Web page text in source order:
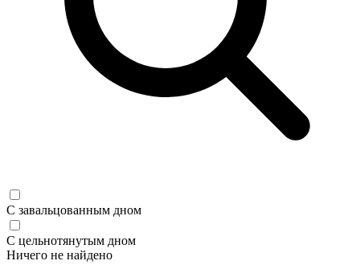
С завальцованным дном
С цельнотянутым дном
Ничего не найдено